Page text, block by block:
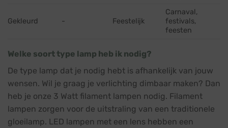
Gekleurd - Feestelijk
Carnaval,
festivals,
feesten
Welke soort type lamp heb ik nodig?
De type lamp dat je nodig hebt is afhankelijk van jouw
wensen. Wil je graag je verlichting dimbaar maken? Dan
heb je onze 3 Watt filament lampen nodig. Filament
lampen zorgen voor de uitstraling van een traditionele
gloeilamp. LED lampen met een lens hebben een